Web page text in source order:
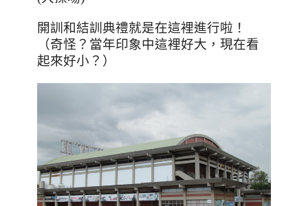
開訓和結訓典禮就是在這裡進行啦！
（奇怪？當年印象中這裡好大，現在看
起來好小？）